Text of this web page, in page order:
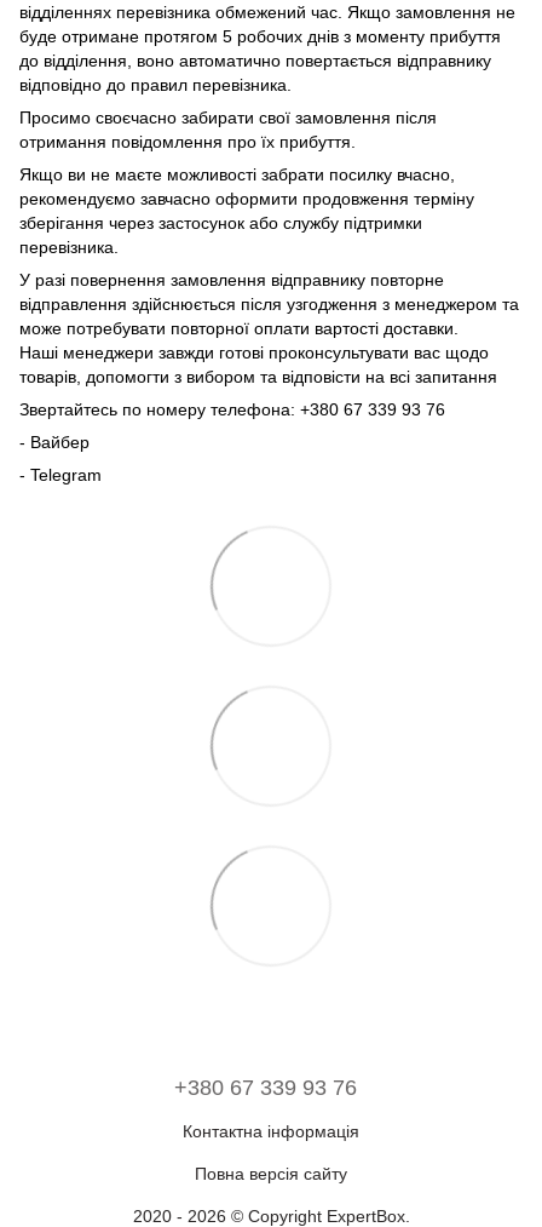
відділеннях перевізника обмежений час. Якщо замовлення не
буде отримане протягом 5 робочих днів з моменту прибуття
до відділення, воно автоматично повертається відправнику
відповідно до правил перевізника.
Просимо своєчасно забирати свої замовлення після
отримання повідомлення про їх прибуття.
Якщо ви не маєте можливості забрати посилку вчасно,
рекомендуємо завчасно оформити продовження терміну
зберігання через застосунок або службу підтримки
перевізника.
У разі повернення замовлення відправнику повторне
відправлення здійснюється після узгодження з менеджером та
може потребувати повторної оплати вартості доставки.
Наші менеджери завжди готові проконсультувати вас щодо
товарів, допомогти з вибором та відповісти на всі запитання
Звертайтесь по номеру телефона: +380 67 339 93 76
- Вайбер
- Telegram
+380 67 339 93 76
Контактна інформація
Повна версія сайту
2020 - 2026 © Copyright ExpertBox.